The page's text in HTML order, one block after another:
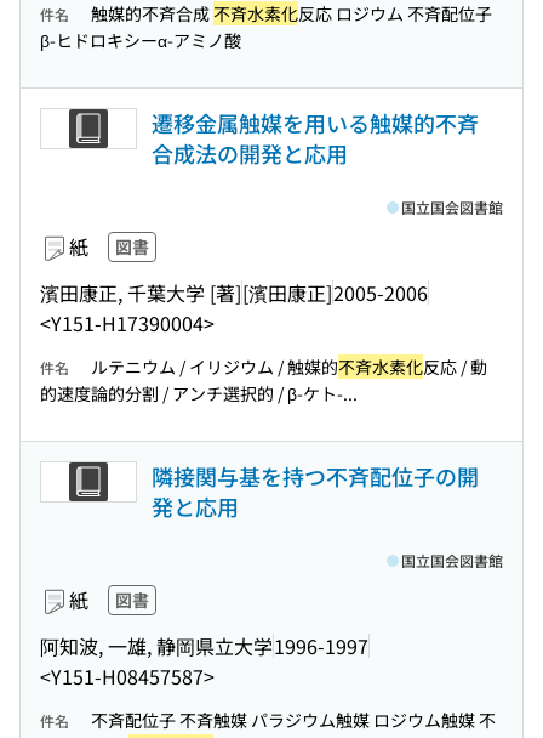
件名 触媒的不斉合成不斉水素化反応 ロジウム 不斉配位子
β-ヒドロキシーα-アミノ酸
遷移金属触媒を用いる触媒的不斉
合成法の開発と応用
紙 図書
濱田康正, 千葉大学 [著][濱田康正]2005-2006
<Y151-H17390004>
国立国会図書館
件名 ルテニウム / イリジウム / 触媒的不斉水素化反応 / 動
的速度論的分割 / アンチ選択的 / β-ケト-...
隣接関与基を持つ不斉配位子の開
発と応用
紙 図書
阿知波, 一雄, 静岡県立大学1996-1997
<Y151-H08457587>
国立国会図書館
件名
不斉配位子 不斉触媒 パラジウム触媒 ロジウム触媒 不